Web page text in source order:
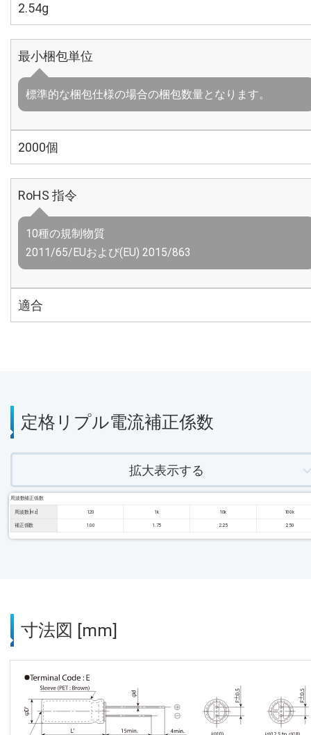
2.54g
最小梱包単位
標準的な梱包仕様の場合の梱包数量となります。
2000個
RoHS 指令
10種の規制物質
2011/65/EUおよび(EU) 2015/863
適合
定格リプル電流補正係数
拡大表示する
周波数補正係数
周波数 [Hz] 120 1k 10k 100k
補正係数 1.00 1.75 2.25 2.50
寸法図 [mm]